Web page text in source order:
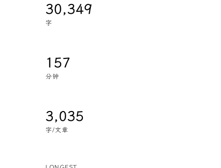
30,349
字
157
分钟
3,035
字/文章